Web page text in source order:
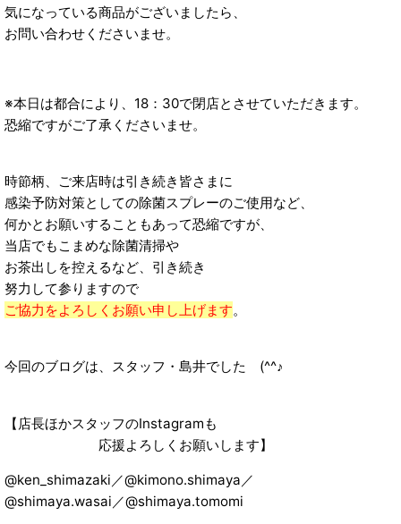
気になっている商品がございましたら、
お問い合わせくださいませ。
※本日は都合により、18：30で閉店とさせていただきます。
恐縮ですがご了承くださいませ。
時節柄、ご来店時は引き続き皆さまに
感染予防対策としての除菌スプレーのご使用など、
何かとお願いすることもあって恐縮ですが、
当店でもこまめな除菌清掃や
お茶出しを控えるなど、引き続き
努力して参りますので
ご協力をよろしくお願い申し上げます。
今回のブログは、スタッフ・島井でした (^^♪
【店長ほかスタッフのInstagramも
応援よろしくお願いします】
@ken_shimazaki／@kimono.shimaya／
@shimaya.wasai／@shimaya.tomomi